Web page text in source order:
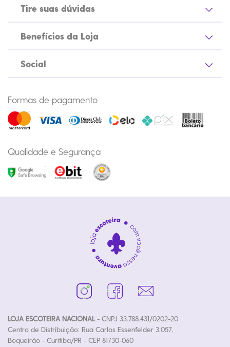
Tire suas dúvidas
Benefícios da Loja
Social
Formas de pagamento
Qualidade e Segurança
LOJA ESCOTEIRA NACIONAL- CNPJ 33.788.431/0202-20
Centro de Distribuição: Rua Carlos Essenfelder 3.057,
Boqueirão - Curitiba/PR - CEP 81730-060